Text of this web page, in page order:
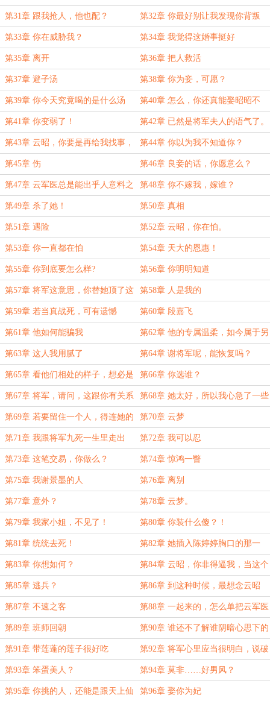
第31章 跟我抢人，他也配？ 第32章 你最好别让我发现你背叛
我！
第33章 你在威胁我？ 第34章 我觉得这婚事挺好
第35章 离开 第36章 把人救活
第37章 避子汤 第38章 你为妾，可愿？
第39章 你今天究竟喝的是什么汤
药？！
第40章 怎么，你还真能娶昭昭不
成？
第41章 你变弱了！ 第42章 已然是将军夫人的语气了。
第43章 云昭，你要是再给我找事，
我就杀了你！
第44章 你以为我不知道你？
第45章 伤 第46章 良妾的话，你愿意么？
第47章 云军医总是能出乎人意料之
外
第48章 你不嫁我，嫁谁？
第49章 杀了她！ 第50章 真相
第51章 遇险 第52章 云昭，你在怕。
第53章 你一直都在怕 第54章 天大的恩惠！
第55章 你到底要怎么样? 第56章 你明明知道
第57章 将军这意思，你替她顶了这
事是么？
第58章 人是我的
第59章 若当真战死，可有遗憾 第60章 段嘉飞
第61章 他如何能骗我 第62章 他的专属温柔，如今属于另
外一个人
第63章 这人我用腻了 第64章 谢将军呢，能恢复吗？
第65章 看他们相处的样子，想必是
很快会成婚了
第66章 你选谁？
第67章 将军，请问，这跟你有关系
么？
第68章 她太好，所以我心急了一些
第69章 若要留住一个人，得连她的
心，一起留下
第70章 云梦
第71章 我跟将军九死一生里走出
来，他会为我高兴的
第72章 我可以忍
第73章 这笔交易，你做么？ 第74章 惊鸿一瞥
第75章 我谢景墨的人 第76章 离别
第77章 意外？ 第78章 云梦。
第79章 我家小姐，不见了！ 第80章 你装什么傻？！
第81章 统统去死！ 第82章 她插入陈婷婷胸口的那一
刀，利落精准。
第83章 你想如何？ 第84章 云昭，你非得逼我，当这个
正妻？
第85章 逃兵？ 第86章 到这种时候，最想念云昭
第87章 不速之客 第88章 一起来的，怎么单把云军医
给留下了呢
第89章 班师回朝 第90章 谁还不了解谁阴暗心思下的
小九九呢？
第91章 带莲蓬的莲子很好吃 第92章 将军心里应当很明白，说破
没意思。不是吗？
第93章 笨蛋美人？ 第94章 莫非……好男风？
第95章 你挑的人，还能是跟天上仙 第96章 娶你为妃